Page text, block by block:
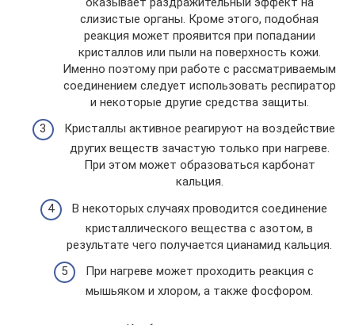
слизистые органы. Кроме этого, подобная
реакция может проявится при попадании
кристаллов или пыли на поверхность кожи.
Именно поэтому при работе с рассматриваемым
соединением следует использовать респиратор
и некоторые другие средства защиты.
Кристаллы активное реагируют на воздействие
других веществ зачастую только при нагреве.
При этом может образоваться карбонат
кальция.
В некоторых случаях проводится соединение
кристаллического вещества с азотом, в
результате чего получается цианамид кальция.
При нагреве может проходить реакция с
мышьяком и хлором, а также фосфором.